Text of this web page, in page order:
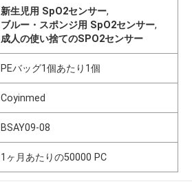
新生児用 SpO2センサー,
ブルー・スポンジ用 SpO2センサー,
成人の使い捨てのSPO2センサー
PEバッグ1個あたり1個
Coyinmed
BSAY09-08
1ヶ月あたりの50000 PC